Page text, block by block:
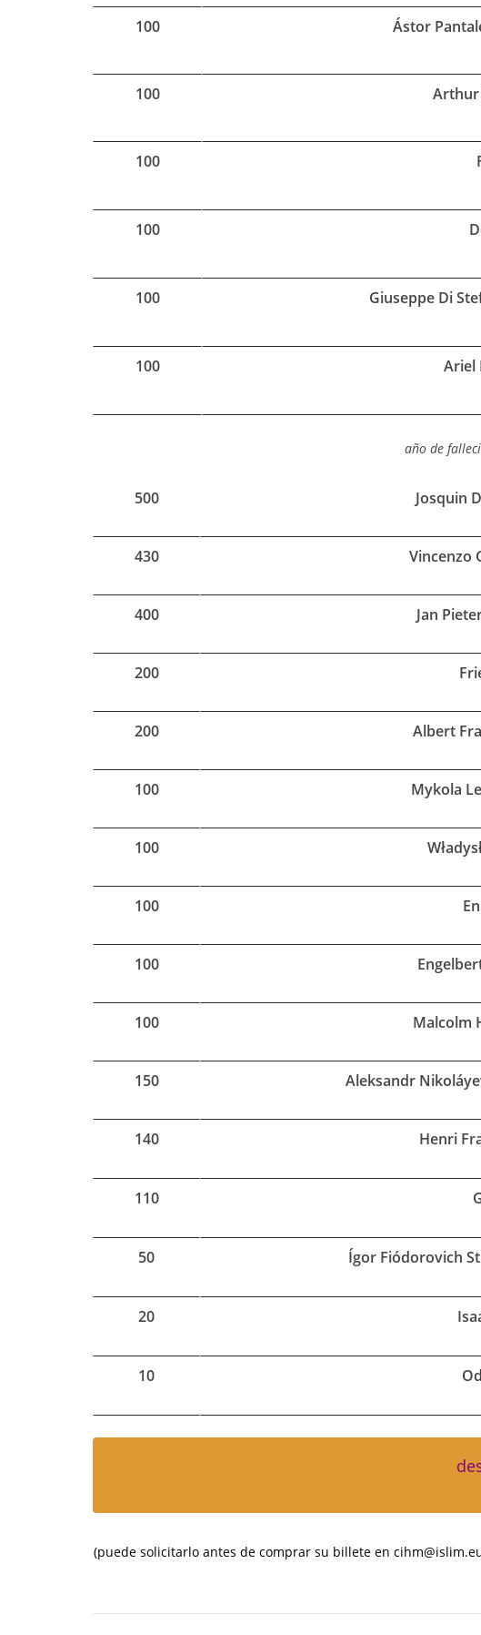
100 Ástor
100
100
100
100 Giuseppe Di
100 Ariel
año de
500 Josquin
430 Vincenzo
400 Jan
200
200 Albert
100 Mykola L
100
100
100
100 Malcolm
150 Aleksandr
140 Henri
110
50 Ígor Fiódorovich
20
10
(puede solicitarlo antes de comprar su billete en